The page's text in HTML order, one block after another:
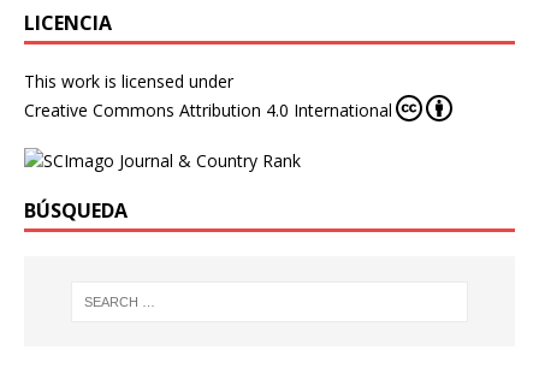
LICENCIA
This work is licensed under
Creative Commons Attribution 4.0 International
BÚSQUEDA